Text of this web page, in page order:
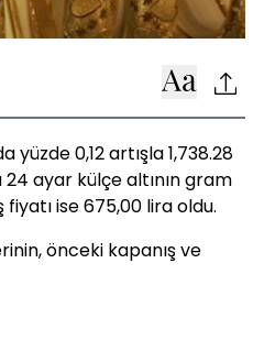
yüzde 0,12 artışla 1,738.28
ayar külçe altının gram
fiyatı ise 675,00 lira oldu.
önceki kapanış ve